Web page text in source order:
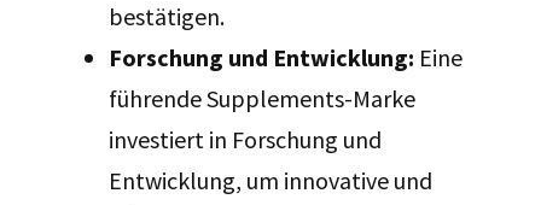
bestätigen.
Forschung und Entwicklung: Eine
führende Supplements-Marke
investiert in Forschung und
Entwicklung, um innovative und